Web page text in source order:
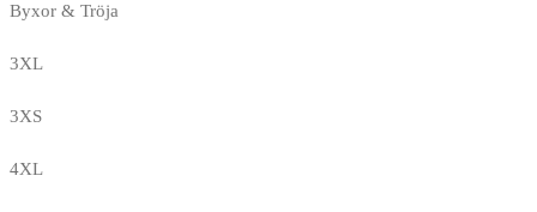
Byxor & Tröja
3XL
3XS
4XL